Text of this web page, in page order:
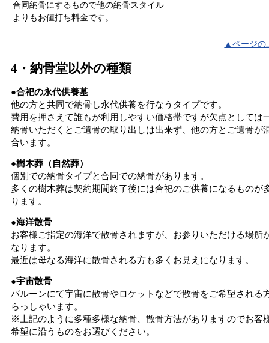
合同納骨にするもので他の納骨スタイル
よりもお値打ち料金です。
▲ページの
4・納骨堂以外の種類
●合祀の永代供養墓
他の方と共同で納骨し永代供養を行なうタイプです。
費用を押さえて誰もが利用しやすい価格帯ですが欠点としては
納骨いただくとご遺骨の取り出しは出来ず、他の方とご遺骨が
合います。
●樹木葬（自然葬）
個別での納骨タイプと合同での納骨があります。
多くの樹木葬は契約期間終了後には合祀のご供養になるものが
ります。
●海洋散骨
お客様ご指定の海洋で散骨されますが、お参りいただける場所
なります。
最近は母なる海洋に散骨される方も多くお見えになります。
●宇宙散骨
バルーンにて宇宙に散骨やロケットなどで散骨をご希望される
らっしゃいます。
※上記のように多種多様な納骨、散骨方法がありますのでお客
希望に沿うものをお選びください。